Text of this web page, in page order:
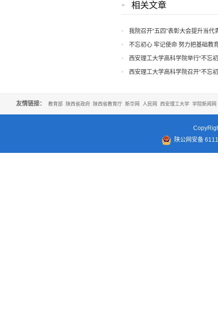
相关文章
我院召开“五四”表彰大会提升当代
不忘初心 牢记使命 努力把基础教
西安理工大学高科学院举行“不忘
西安理工大学高科学院召开“不忘
友情链接： 教育部 陕西省政府 陕西省教育厅 新华网 人民网 西安理工大学 学院新闻网
陕公网安备